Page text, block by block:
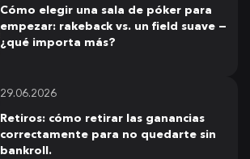
Cómo elegir una sala de póker para
empezar: rakeback vs. un field suave —
¿qué importa más?
29.06.2026
Retiros: cómo retirar las ganancias
correctamente para no quedarte sin
bankroll.